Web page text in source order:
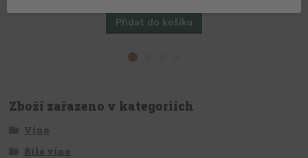
Přidat do košíku
Zboží zařazeno v kategoriích
Víno
Bílé víno